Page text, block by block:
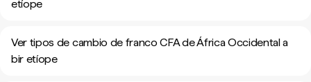
etíope
Ver tipos de cambio de franco CFA de África Occidental a
bir etíope